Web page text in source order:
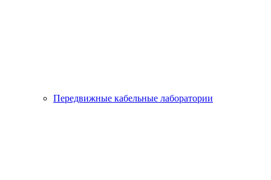
Передвижные кабельные лаборатории